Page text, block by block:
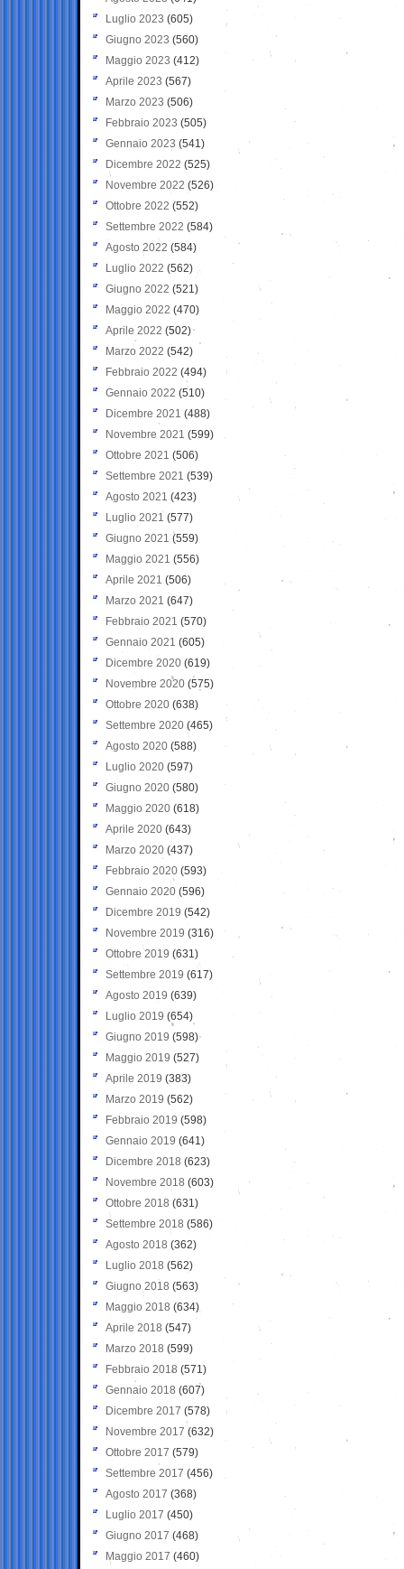
Luglio 2023 (605)
Giugno 2023 (560)
Maggio 2023 (412)
Aprile 2023 (567)
Marzo 2023 (506)
Febbraio 2023 (505)
Gennaio 2023 (541)
Dicembre 2022 (525)
Novembre 2022 (526)
Ottobre 2022 (552)
Settembre 2022 (584)
Agosto 2022 (584)
Luglio 2022 (562)
Giugno 2022 (521)
Maggio 2022 (470)
Aprile 2022 (502)
Marzo 2022 (542)
Febbraio 2022 (494)
Gennaio 2022 (510)
Dicembre 2021 (488)
Novembre 2021 (599)
Ottobre 2021 (506)
Settembre 2021 (539)
Agosto 2021 (423)
Luglio 2021 (577)
Giugno 2021(559)
Maggio 2021 (556)
Aprile 2021 (506)
Marzo 2021 (647)
Febbraio 2021 (570)
Gennaio 2021 (605)
Dicembre 2020 (619)
Novembre 2020 (575)
Ottobre 2020 (638)
Settembre 2020(465)
Agosto 2020 (588)
Luglio 2020 (597)
Giugno 2020 (580)
Maggio 2020 (618)
Aprile 2020 (643)
Marzo 2020 (437)
Febbraio 2020 (593)
Gennaio 2020 (596)
Dicembre 2019 (542)
Novembre 2019 (316)
Ottobre 2019 (631)
Settembre 2019 (617)
Agosto 2019 (639)
Luglio 2019 (654)
Giugno 2019 (598)
Maggio 2019 (527)
Aprile 2019 (383)
Marzo 2019 (562)
Febbraio 2019 (598)
Gennaio 2019 (641)
Dicembre 2018 (623)
Novembre 2018 (603)
Ottobre 2018 (631)
Settembre 2018 (586)
Agosto 2018 (362)
Luglio 2018 (562)
Giugno 2018 (563)
Maggio 2018 (634)
Aprile 2018 (547)
Marzo 2018 (599)
Febbraio 2018 (571)
Gennaio 2018 (607)
Dicembre 2017 (578)
Novembre 2017 (632)
Ottobre 2017 (579)
Settembre 2017 (456)
Agosto 2017 (368)
Luglio 2017 (450)
Giugno 2017 (468)
Maggio 2017 (460)